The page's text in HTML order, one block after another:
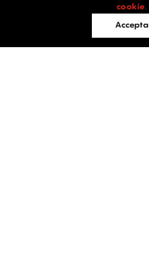
cookie.
Accepta